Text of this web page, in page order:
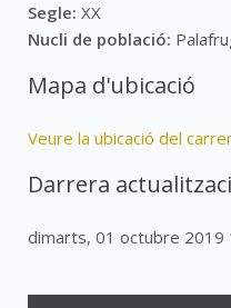
Segle: XX
Nucli de població:
Mapa d'ubicació
Veure la ubicació del
Darrera
dimarts, 01 octubre 2019